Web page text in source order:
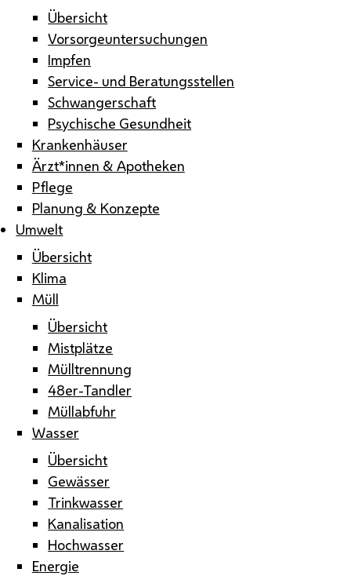
Übersicht
Vorsorgeuntersuchungen
Impfen
Service- und Beratungsstellen
Schwangerschaft
Psychische Gesundheit
Krankenhäuser
Ärzt*innen & Apotheken
Pflege
Planung & Konzepte
Umwelt
Übersicht
Klima
Müll
Übersicht
Mistplätze
Mülltrennung
48er-Tandler
Müllabfuhr
Wasser
Übersicht
Gewässer
Trinkwasser
Kanalisation
Hochwasser
Energie